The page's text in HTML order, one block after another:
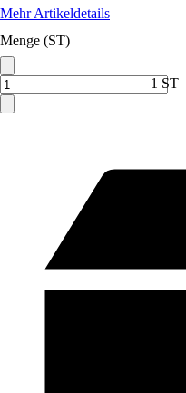
Mehr Artikeldetails
Menge (ST)
1 ST